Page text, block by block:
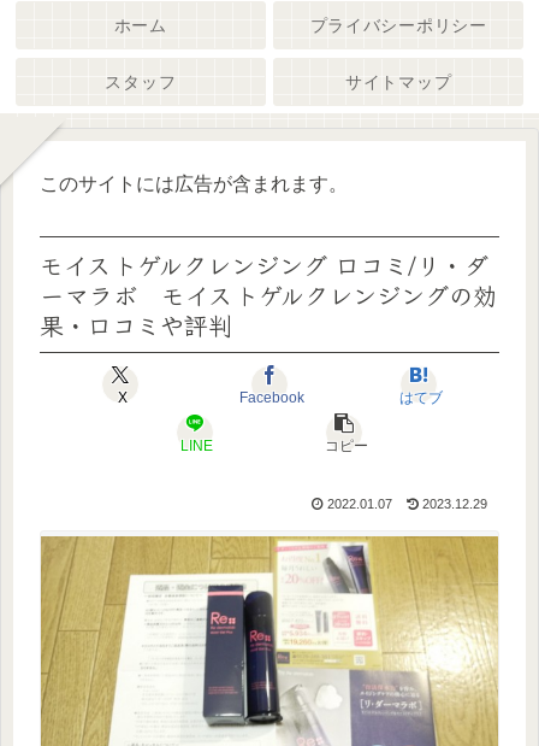
ホーム プライバシーポリシー
スタッフ サイトマップ
このサイトには広告が含まれます。
モイストゲルクレンジング 口コミ/リ・ダ
ーマラボ モイストゲルクレンジングの効
果・口コミや評判
X Facebook はてブ
LINE コピー
2022.01.07 2023.12.29